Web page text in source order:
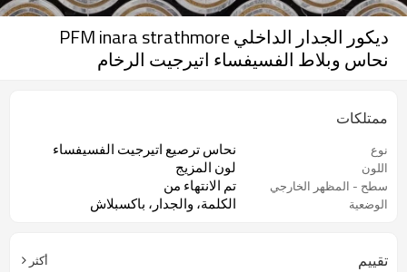
ديكور الجدار الداخلي PFM inara strathmore
نحاس وبلاط الفسيفساء اتيرجيت الرخام
ممتلكات
نوع نحاس ترصيع اتيرجيت الفسيفساء
اللون لون المزيج
سطح - المظهر الخارجي تم الانتهاء من
الوضعية الكلمة، والجدار، باكسبلاش
تقييم أكثر